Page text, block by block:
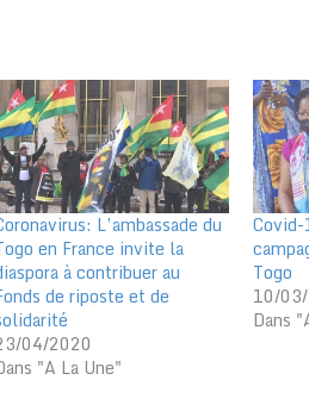
L’ambassade du
en France invite la
à contribuer au
de riposte et de
04/2020
"A La Une"
Togo
10/
Dans